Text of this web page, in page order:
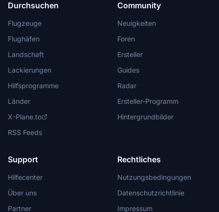
Durchsuchen
Flugzeuge
Flughäfen
Landschaft
Lackierungen
Hilfsprogramme
Länder
X-Plane.to
RSS Feeds
Community
Neuigkeiten
Foren
Ersteller
Guides
Radar
Ersteller-Programm
Hintergrundbilder
Support
Hilfecenter
Über uns
Partner
Rechtliches
Nutzungsbedingungen
Datenschutzrichtlinie
Impressum